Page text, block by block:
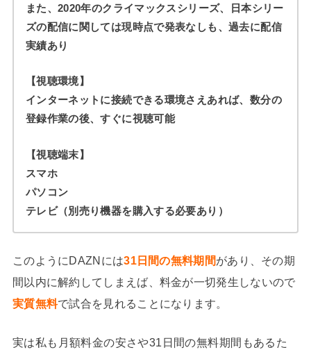
また、2020年のクライマックスシリーズ、日本シリー
ズの配信に関しては現時点で発表なしも、過去に配信
実績あり
【視聴環境】
インターネットに接続できる環境さえあれば、数分の
登録作業の後、すぐに視聴可能
【視聴端末】
スマホ
パソコン
テレビ（別売り機器を購入する必要あり）
このようにDAZNには31日間の無料期間があり、その期
間以内に解約してしまえば、料金が一切発生しないので
実質無料で試合を見れることになります。
実は私も月額料金の安さや31日間の無料期間もあるた